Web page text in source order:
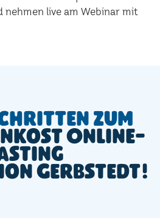
live am Webinar mit
zum
Online-
Gerbstedt!